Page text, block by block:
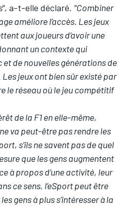
, a-t-elle déclaré. "Combiner
améliore l’accès. Les jeux
aux joueurs d’avoir une
un contexte qui
de nouvelles générations de
Les jeux ont bien sûr existé par
le réseau où le jeu compétitif
de la F1 en elle-même,
va peut-être pas rendre les
s’ils ne savent pas de quel
que les gens augmentent
à propos d’une activité, leur
ce sens, l’eSport peut être
gens à plus s’intéresser à la